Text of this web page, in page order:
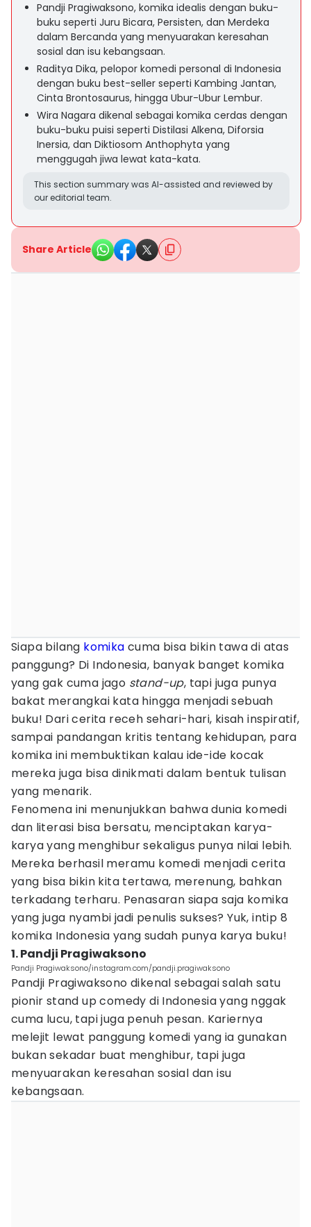
Pandji Pragiwaksono, komika idealis dengan buku-
buku seperti Juru Bicara, Persisten, dan Merdeka
dalam Bercanda yang menyuarakan keresahan
sosial dan isu kebangsaan.
Raditya Dika, pelopor komedi personal di Indonesia
dengan buku best-seller seperti Kambing Jantan,
Cinta Brontosaurus, hingga Ubur-Ubur Lembur.
Wira Nagara dikenal sebagai komika cerdas dengan
buku-buku puisi seperti Distilasi Alkena, Diforsia
Inersia, dan Diktiosom Anthophyta yang
menggugah jiwa lewat kata-kata.
This section summary was AI-assisted and reviewed by
our editorial team.
Share Article
Siapa bilang komika cuma bisa bikin tawa di atas
panggung? Di Indonesia, banyak banget komika
yang gak cuma jago stand-up, tapi juga punya
bakat merangkai kata hingga menjadi sebuah
buku! Dari cerita receh sehari-hari, kisah inspiratif,
sampai pandangan kritis tentang kehidupan, para
komika ini membuktikan kalau ide-ide kocak
mereka juga bisa dinikmati dalam bentuk tulisan
yang menarik.
Fenomena ini menunjukkan bahwa dunia komedi
dan literasi bisa bersatu, menciptakan karya-
karya yang menghibur sekaligus punya nilai lebih.
Mereka berhasil meramu komedi menjadi cerita
yang bisa bikin kita tertawa, merenung, bahkan
terkadang terharu. Penasaran siapa saja komika
yang juga nyambi jadi penulis sukses? Yuk, intip 8
komika Indonesia yang sudah punya karya buku!
1. Pandji Pragiwaksono
Pandji Pragiwaksono/instagram.com/pandji.pragiwaksono
Pandji Pragiwaksono dikenal sebagai salah satu
pionir stand up comedy di Indonesia yang nggak
cuma lucu, tapi juga penuh pesan. Kariernya
melejit lewat panggung komedi yang ia gunakan
bukan sekadar buat menghibur, tapi juga
menyuarakan keresahan sosial dan isu
kebangsaan.